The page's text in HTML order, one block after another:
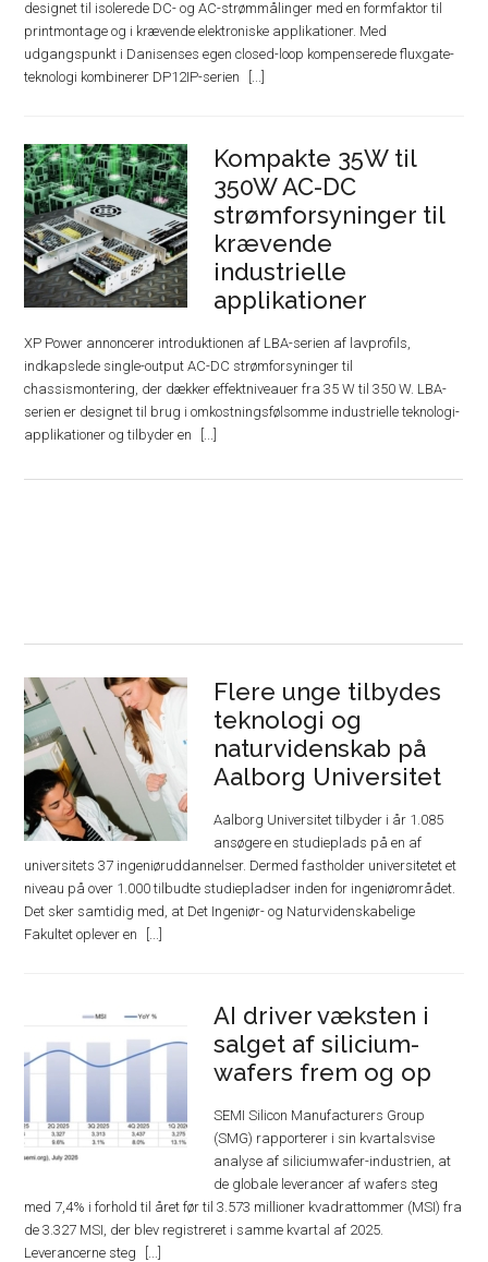
designet til isolerede DC- og AC-strømmålinger med en formfaktor til
printmontage og i krævende elektroniske applikationer. Med
udgangspunkt i Danisenses egen closed-loop kompenserede fluxgate-
teknologi kombinerer DP12IP-serien
Kompakte 35W til
350W AC-DC
strømforsyninger til
krævende
industrielle
applikationer
XP Power annoncerer introduktionen af ​​LBA-serien af ​​lavprofils,
indkapslede single-output AC-DC strømforsyninger til
chassismontering, der dækker effektniveauer fra 35 W til 350 W. LBA-
serien er designet til brug i omkostningsfølsomme industrielle teknologi-
applikationer og tilbyder en
Flere unge tilbydes
teknologi og
naturvidenskab på
Aalborg Universitet
Aalborg Universitet tilbyder i år 1.085
ansøgere en studieplads på en af
universitets 37 ingeniøruddannelser. Dermed fastholder universitetet et
niveau på over 1.000 tilbudte studiepladser inden for ingeniørområdet.
Det sker samtidig med, at Det Ingeniør- og Naturvidenskabelige
Fakultet oplever en
AI driver væksten i
salget af silicium-
wafers frem og op
SEMI Silicon Manufacturers Group
(SMG) rapporterer i sin kvartalsvise
analyse af siliciumwafer-industrien, at
de globale leverancer af wafers steg
med 7,4% i forhold til året før til 3.573 millioner kvadrattommer (MSI) fra
de 3.327 MSI, der blev registreret i samme kvartal af 2025.
Leverancerne steg